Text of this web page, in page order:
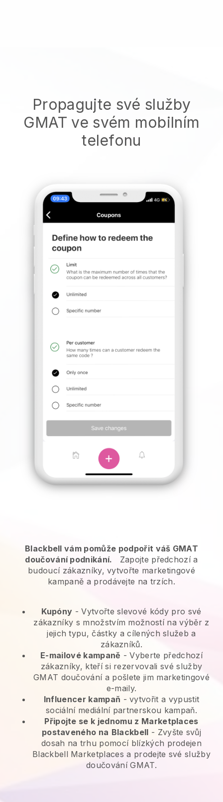
Propagujte své služby
GMAT ve svém mobilním
telefonu
Blackbell vám pomůže podpořit váš GMAT
doučování podnikání.
Zapojte předchozí a
budoucí zákazníky, vytvořte marketingové
kampaně a prodávejte na trzích.
Kupóny - Vytvořte slevové kódy pro své
zákazníky s množstvím možností na výběr z
jejich typu, částky a cílených služeb a
zákazníků.
E-mailové kampaně -Vyberte předchozí
zákazníky, kteří si rezervovali své služby
GMAT doučování a pošlete jim marketingové
e-maily.
Influencer kampaň - vytvořit a vypustit
sociální mediální partnerskou kampaň.
Připojte se k jednomu z Marketplaces
postaveného na Blackbell - Zvyšte svůj
dosah na trhu pomocí blízkých prodejen
Blackbell Marketplaces a prodejte své služby
doučování GMAT.